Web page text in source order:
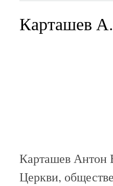
Карташев
Карташев Антон
Церкви,